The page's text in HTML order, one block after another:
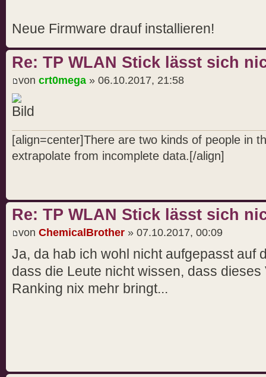
Neue Firmware drauf installieren!
Re: TP WLAN Stick lässt sich
von crt0mega » 06.10.2017, 21:58
[align=center]There are two kinds of people in
extrapolate from incomplete data.[/align]
Re: TP WLAN Stick lässt sich
von ChemicalBrother » 07.10.2017, 00:09
Ja, da hab ich wohl nicht aufgepasst auf
dass die Leute nicht wissen, dass
Ranking nix mehr bringt...